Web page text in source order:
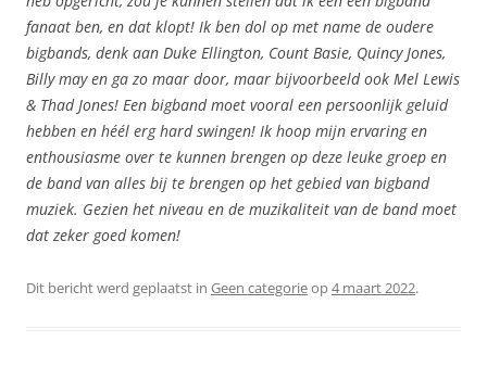
fanaat ben, en dat klopt! Ik ben dol op met name de oudere
bigbands, denk aan Duke Ellington, Count Basie, Quincy Jones,
Billy may en ga zo maar door, maar bijvoorbeeld ook Mel Lewis
& Thad Jones! Een bigband moet vooral een persoonlijk geluid
hebben en héél erg hard swingen! Ik hoop mijn ervaring en
enthousiasme over te kunnen brengen op deze leuke groep en
de band van alles bij te brengen op het gebied van bigband
muziek. Gezien het niveau en de muzikaliteit van de band moet
dat zeker goed komen!
Dit bericht werd geplaatst in Geen categorieop4 maart 2022.